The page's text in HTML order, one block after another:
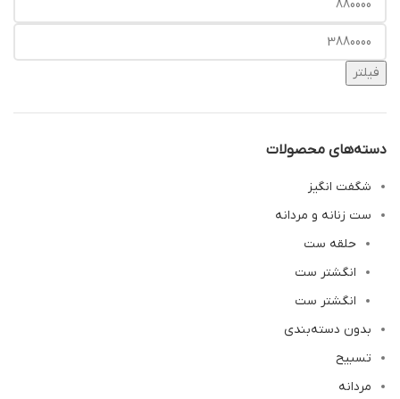
فیلتر
دسته‌های محصولات
شگفت انگیز
ست زنانه و مردانه
حلقه ست
انگشتر ست
انگشتر ست
بدون دسته‌بندی
تسبیح
مردانه